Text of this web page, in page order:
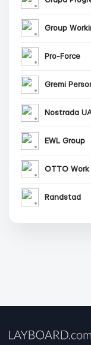
Group
Pro-Force
Gremi
Nostrada
EWL Group
OTTO Work
Randstad